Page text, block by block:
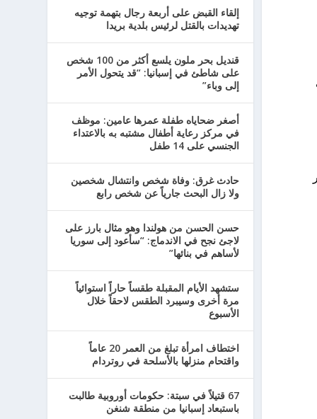
إلقاء القبض على أربعة رجال بتهمة توجيه
تهديدات بالقتل لرئيس بلدية بريدا
قنديل بحر ملون يلسع أكثر من 100 شخص
على شاطئ في إسبانيا: “قد يتحول الأمر
إلى وباء”
أصغر ضحاياه طفلة عمرها عامين: موظف
في مركز رعاية أطفال مشتبه به بالاعتداء
الجنسي على 14 طفل
حادث غرق: وفاة شخص وانتشال شخصين
ولا زال البحث جارياً عن شخص رابع
حسن الحسن من هولندا وهو مثال بارز على
لاجئ نجح في الاندماج: “سأعود إلى سوريا
لأساهم في بنائها”
ستشهد الأيام المقبلة طقساً حاراً استوائياً
مرة أخرى وسيبرد الطقس لاحقاً خلال
الأسبوع
اختطاف امرأة تبلغ من العمر 20 عاماً
واقتحام منزلها بالأسلحة في روتردام
67 قتيلاً في سبتة: حكومات أوروبية طالبت
باستبعاد إسبانيا من منطقة شنغن